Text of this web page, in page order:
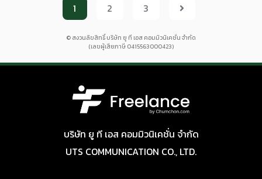
1 2 3
© สงวนลิขสิทธิ์ บริษัท ยู ที เอส คอมมิวนิเคชั่น จำกัด
(เลขผู้เสียภาษี 0415563000423)
บริษัท ยู ที เอส คอมมิวนิเคชั่น จำกัด
UTS COMMUNICATION CO., LTD.